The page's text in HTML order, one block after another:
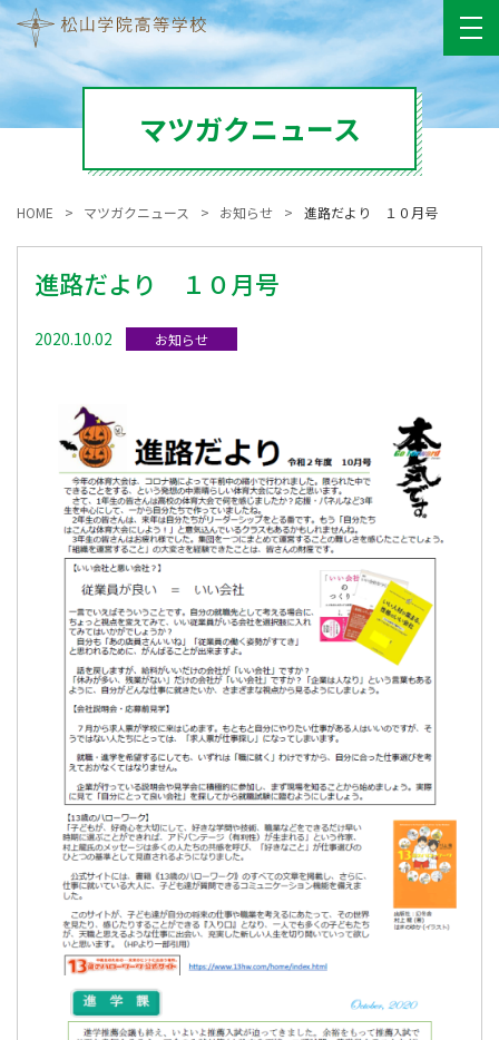
マツガクニュース
HOME マツガクニュース お知らせ 進路だより １０月号
進路だより １０月号
2020.10.02 お知らせ